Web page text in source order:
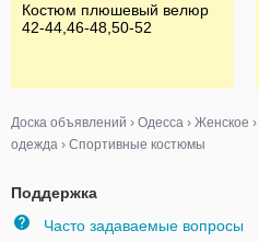
Костюм плюшевый велюр
42-44,46-48,50-52
Доска объявлений › Одесса › Женское ›
одежда › Спортивные костюмы
Поддержка
Часто задаваемые вопросы